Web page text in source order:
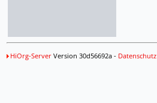
HiOrg-ServerVersion 30d56692a - Datenschutz